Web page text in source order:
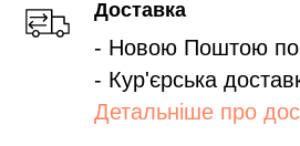
Доставка
- Новою Поштою по
- Кур'єрська
Детальніше про